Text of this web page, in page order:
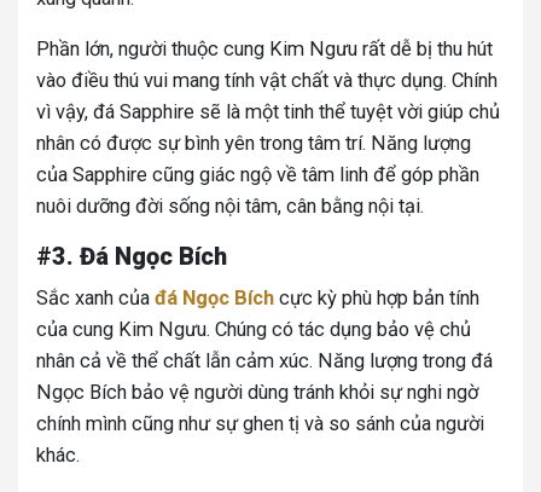
Phần lớn, người thuộc cung Kim Ngưu rất dễ bị thu hút
vào điều thú vui mang tính vật chất và thực dụng. Chính
vì vậy, đá Sapphire sẽ là một tinh thể tuyệt vời giúp chủ
nhân có được sự bình yên trong tâm trí. Năng lượng
của Sapphire cũng giác ngộ về tâm linh để góp phần
nuôi dưỡng đời sống nội tâm, cân bằng nội tại.
#3. Đá Ngọc Bích
Sắc xanh của đá Ngọc Bích cực kỳ phù hợp bản tính
của cung Kim Ngưu. Chúng có tác dụng bảo vệ chủ
nhân cả về thể chất lẫn cảm xúc. Năng lượng trong đá
Ngọc Bích bảo vệ người dùng tránh khỏi sự nghi ngờ
chính mình cũng như sự ghen tị và so sánh của người
khác.